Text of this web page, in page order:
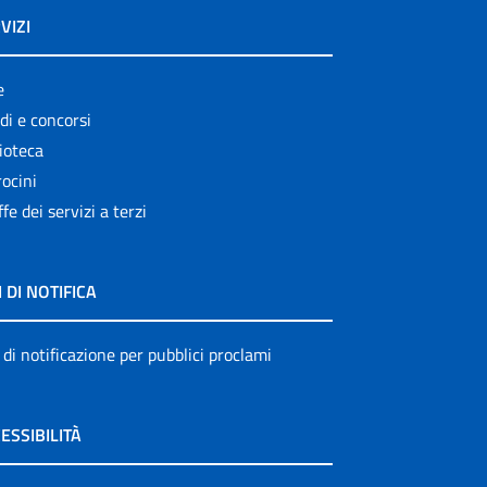
e concorsi
dei servizi a terzi
DI NOTIFICA
notificazione per pubblici proclami